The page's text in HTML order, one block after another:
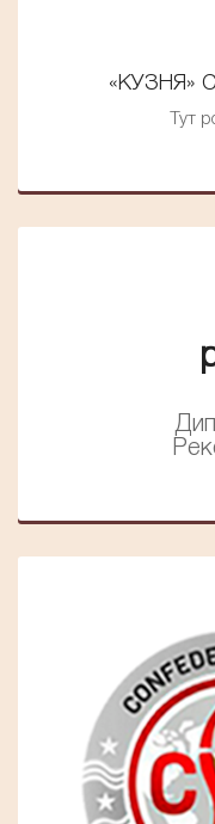
«КУЗНЯ»
Тут